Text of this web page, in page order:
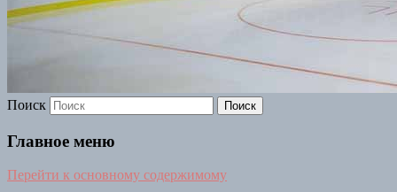
Поиск
Главное меню
Перейти к основному содержимому